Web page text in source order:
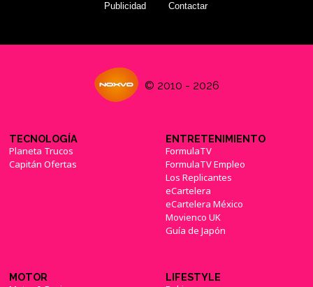
Publicidad Contactar
© 2010 - 2026
TECNOLOGÍA
Planeta Trucos
Capitán Ofertas
ENTRETENIMIENTO
FormulaTV
FormulaTV Empleo
Los Replicantes
eCartelera
eCartelera México
Movienco UK
Guía de Japón
MOTOR LIFESTYLE